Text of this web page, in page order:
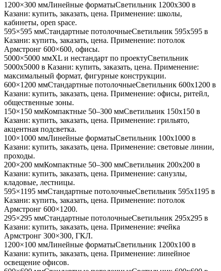
1200×300 ммЛинейные форматыСветильник 1200x300 в
Казани: купить, заказать, цена. Применение: школы,
кабинеты, open space.
595×595 ммСтандартные потолочныеСветильник 595x595 в
Казани: купить, заказать, цена. Применение: потолок
Армстронг 600×600, офисы.
5000×5000 ммXL и нестандарт по проектуСветильник
5000x5000 в Казани: купить, заказать, цена. Применение:
максимальный формат, фигурные конструкции.
600×1200 ммСтандартные потолочныеСветильник 600x1200 в
Казани: купить, заказать, цена. Применение: офисы, ритейл,
общественные зоны.
150×150 ммКомпактные 50–300 ммСветильник 150x150 в
Казани: купить, заказать, цена. Применение: грильято,
акцентная подсветка.
100×1000 ммЛинейные форматыСветильник 100x1000 в
Казани: купить, заказать, цена. Применение: световые линии,
проходы.
200×200 ммКомпактные 50–300 ммСветильник 200x200 в
Казани: купить, заказать, цена. Применение: санузлы,
кладовые, лестницы.
595×1195 ммСтандартные потолочныеСветильник 595x1195 в
Казани: купить, заказать, цена. Применение: потолок
Армстронг 600×1200.
295×295 ммСтандартные потолочныеСветильник 295x295 в
Казани: купить, заказать, цена. Применение: ячейка
Армстронг 300×300, ГКЛ.
1200×100 ммЛинейные форматыСветильник 1200x100 в
Казани: купить, заказать, цена. Применение: линейное
освещение офисов.